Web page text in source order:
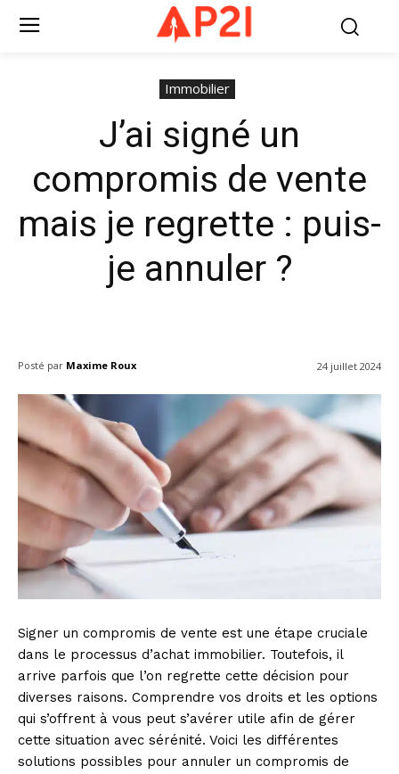
Immobilier
J’ai signé un
compromis de vente
mais je regrette : puis-
je annuler ?
24 juillet 2024
Posté par Maxime Roux
Signer un compromis de vente est une étape cruciale
dans le processus d’achat immobilier. Toutefois, il
arrive parfois que l’on regrette cette décision pour
diverses raisons. Comprendre vos droits et les options
qui s’offrent à vous peut s’avérer utile afin de gérer
cette situation avec sérénité. Voici les différentes
solutions possibles pour annuler un compromis de